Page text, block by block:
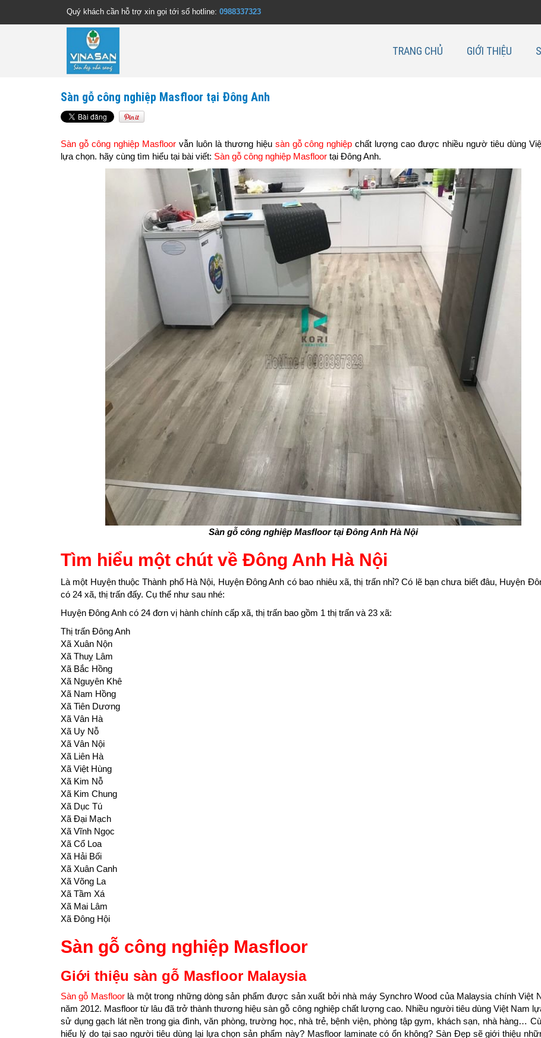
Quý khách cần hỗ trợ xin gọi tới số hotline: 0988337323
TRANG CHỦ GIỚI THIỆU
Sàn gỗ công nghiệp Masfloor tại Đông Anh
Sàn gỗ công nghiệp Masfloorvẫn luôn là thương hiệu sàn gỗ công nghiệp chất lượng cao được nhiều ngườ tiêu dùng
lựa chọn. hãy cùng tìm hiểu tại bài viết: Sàn gỗ công nghiệp Masfloor tại Đông Anh.
Sàn gỗ công nghiệp Masfloor tại Đông Anh Hà Nội
Tìm hiểu một chút về Đông Anh Hà Nội
Là một Huyện thuộc Thành phố Hà Nội, Huyện Đông Anh có bao nhiêu xã, thị trấn nhỉ? Có lẽ bạn chưa biết đâu, Huyện
có 24 xã, thị trấn đấy. Cụ thể như sau nhé:
Huyện Đông Anh có 24 ​đơn vị hành chính cấp xã, thị trấn bao gồm 1 thị trấn và 23 xã:
Thị trấn Đông Anh
Xã Xuân Nộn
Xã Thuỵ Lâm
Xã Bắc Hồng
Xã Nguyên Khê
Xã Nam Hồng
Xã Tiên Dương
Xã Vân Hà
Xã Uy Nỗ
Xã Vân Nội
Xã Liên Hà
Xã Việt Hùng
Xã Kim Nỗ
Xã Kim Chung
Xã Dục Tú
Xã Đại Mạch
Xã Vĩnh Ngọc
Xã Cổ Loa
Xã Hải Bối
Xã Xuân Canh
Xã Võng La
Xã Tầm Xá
Xã Mai Lâm
Xã Đông Hội
Sàn gỗ công nghiệp Masfloor
Giới thiệu sàn gỗ Masfloor Malaysia
Sàn gỗ Masfloorlà một trong những dòng sản phẩm được sản xuất bởi nhà máy Synchro Wood của Malaysia chính Việt
năm 2012. Masfloor từ lâu đã trở thành thương hiệu sàn gỗ công nghiệp chất lượng cao. Nhiều người tiêu dùng Việt Nam
sử dụng gạch lát nền trong gia đình, văn phòng, trường học, nhà trẻ, bệnh viện, phòng tập gym, khách sạn, nhà hàng…
hiểu lý do tại sao người tiêu dùng lại lựa chọn sản phẩm này? Masfloor laminate có ổn không? Sàn Đẹp sẽ giới thiệu